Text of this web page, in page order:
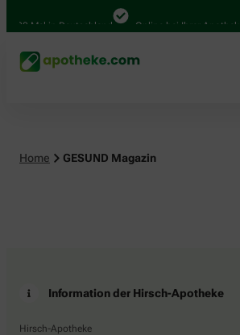
Mal in Deutschland Online bei Ihrer Apotheke
Home GESUND Magazin
Information der Hirsch-Apotheke
Hirsch-Apotheke